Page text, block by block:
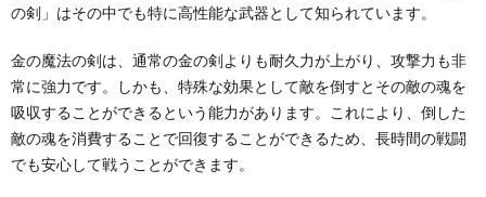
の剣」はその中でも特に高性能な武器として知られています。
金の魔法の剣は、通常の金の剣よりも耐久力が上がり、攻撃力も非
常に強力です。しかも、特殊な効果として敵を倒すとその敵の魂を
吸収することができるという能力があります。これにより、倒した
敵の魂を消費することで回復することができるため、長時間の戦闘
でも安心して戦うことができます。